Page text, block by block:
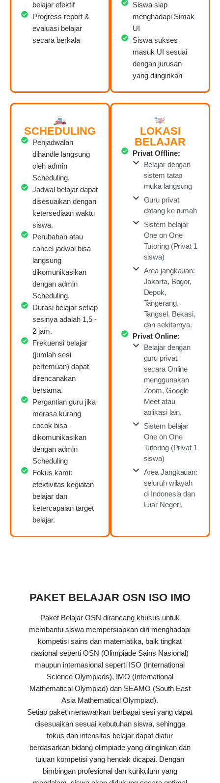
belajar efektif
Progress report &
evaluasi belajar
secara berkala
Siswa siap
menghadapi Simak
UI
Siswa sukses
masuk UI sesuai
dengan jurusan
yang diinginkan
SCHEDULING
Penjadwalan
dihandle langsung
oleh admin
Scheduling.
Jadwal belajar dapat
disesuaikan dengan
ketersediaan waktu
siswa.
Perubahan atau
cancel jadwal bisa
langsung
dikomunikasikan
dengan admin
Scheduling.
Durasi belajar setiap
sesinya adalah 1,5 -
2 jam.
Frekuensi belajar
(jumlah sesi
pertemuan) dapat
direncanakan
bersama.
Pergantian guru jika
merasa kurang
cocok bisa
dikomunikasikan
dengan admin
Scheduling
Fokus kami:
efektivitas kegiatan
belajar dan
ketercapaian target
belajar.
LOKASI
BELAJAR
Privat Offline:
Belajar dengan
sistem tatap
muka langsung
Guru privat
datang ke rumah
Sistem belajar
One on One
Tutoring (Privat 1
siswa)
Area jangkauan:
Jakarta, Bogor,
Depok,
Tangerang,
Tangsel, Bekasi,
dan sekitarnya.
Privat Online:
Belajar dengan
guru privat
secara Online
menggunakan
Zoom, Google
Meet atau
aplikasi lain,
Sistem belajar
One on One
Tutoring (Privat 1
siswa)
Area Jangkauan:
seluruh wilayah
di Indonesia dan
Luar Negeri.
PAKET BELAJAR OSN ISO IMO
Paket Belajar OSN dirancang khusus untuk
membantu siswa mempersiapkan diri menghadapi
kompetisi sains dan matematika, baik tingkat
nasional seperti OSN (Olimpiade Sains Nasional)
maupun internasional seperti ISO (International
Science Olympiads), IMO (International
Mathematical Olympiad) dan SEAMO (South East
Asia Mathematical Olympiad).
Setiap paket menawarkan berbagai sesi yang dapat
disesuaikan sesuai kebutuhan siswa, sehingga
fokus dan intensitas belajar dapat diatur
berdasarkan bidang olimpiade yang diinginkan dan
tujuan kompetisi yang hendak dicapai. Dengan
bimbingan profesional dan kurikulum yang